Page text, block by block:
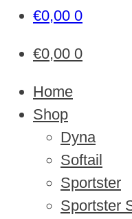
€0,00 0
€0,00 0
Home
Shop
Dyna
Softail
Sportster
Sportster